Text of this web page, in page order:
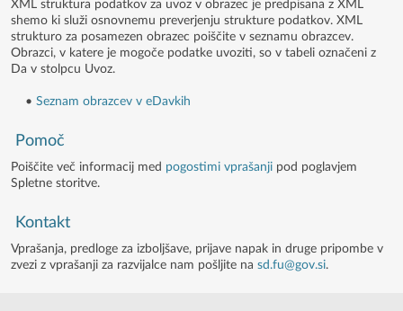
XML struktura podatkov za uvoz v obrazec je predpisana z XML
shemo ki služi osnovnemu preverjenju strukture podatkov. XML
strukturo za posamezen obrazec poiščite v seznamu obrazcev.
Obrazci, v katere je mogoče podatke uvoziti, so v tabeli označeni z
Da v stolpcu Uvoz.
• Seznam obrazcev v eDavkih
Pomoč
Poiščite več informacij med pogostimi vprašanji pod poglavjem
Spletne storitve.
Kontakt
Vprašanja, predloge za izboljšave, prijave napak in druge pripombe v
zvezi z vprašanji za razvijalce nam pošljite na sd.fu@gov.si.